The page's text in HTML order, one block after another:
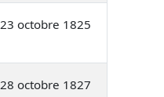
23 octobre 1825
28 octobre 1827